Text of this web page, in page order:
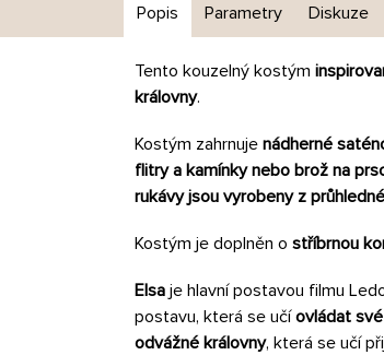
Popis Parametry Diskuze
Tento kouzelný kostým
královny.
Kostým zahrnuje nádherné
flitry a kamínky nebo brož na
rukávy jsou vyrobeny z
Kostým je doplněn o stříbrnou
Elsa je hlavní postavou filmu
postavu, která se učíovládat
odvážné královny, která se učí